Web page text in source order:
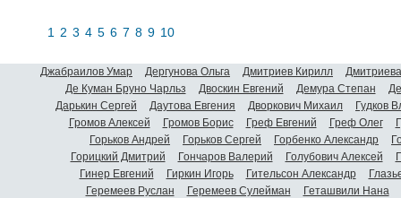
1 2 3 4 5 6 7 8 9 10
Джабраилов Умар Дергунова Ольга Дмитриев Кирилл
Де Куман Бруно Чарльз
Двоскин Евгений Демура Степан
Дарькин Сергей
Даутова Евгения Дворкович Михаил
Гудков
Громов Алексей
Громов Борис Греф Евгений Греф Олег
Горьков Андрей
Горьков Сергей Горбенко Александр
Горицкий Дмитрий
Гончаров Валерий Голубович Алексей
Гинер Евгений
Гиркин Игорь Гительсон Александр
Геремеев Руслан
Геремеев Сулейман
Геташвили Нана